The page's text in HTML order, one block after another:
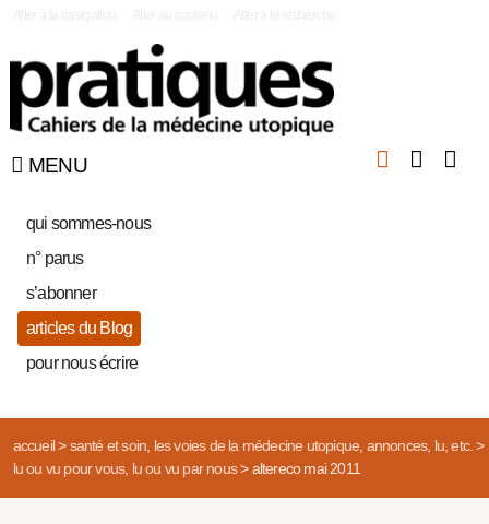
MENU
qui sommes-nous
n° parus
s’abonner
articles du Blog
pour nous écrire
accueil> santé et soin, les voies de la médecine utopique, annonces, lu, etc.>
lu ou vu pour vous, lu ou vu par nous> altereco mai 2011